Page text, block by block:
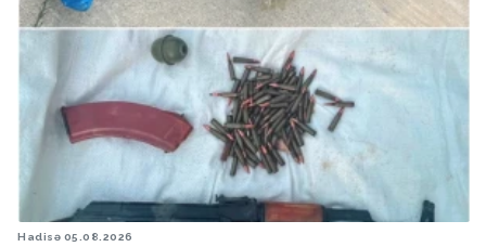
Hadisə 05.08.2026